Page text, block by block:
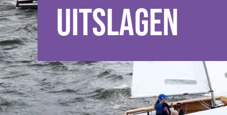
UITSLAGEN